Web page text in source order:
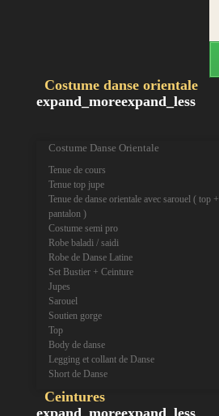
Costume danse orientale
expand_moreexpand_less
Costume Danse Orientale
Tenue de cours
Tenue top jupe
Tenue de danse orientale avec sarouel ( top +
pantalon )
Costume semi pro
Robe baladi / saidi
Robe de Danse Latine
Set Bustier + Ceinture
Jupes
Sarouel
Soutien gorge
Top
Body de danse
Legging et collant de Danse
Short de Danse
Ceintures